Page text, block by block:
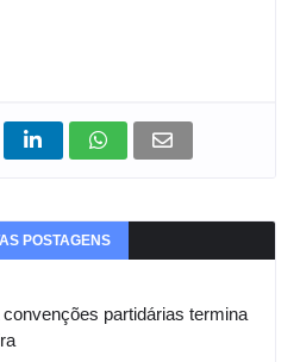
POSTAGENS
partidárias termina